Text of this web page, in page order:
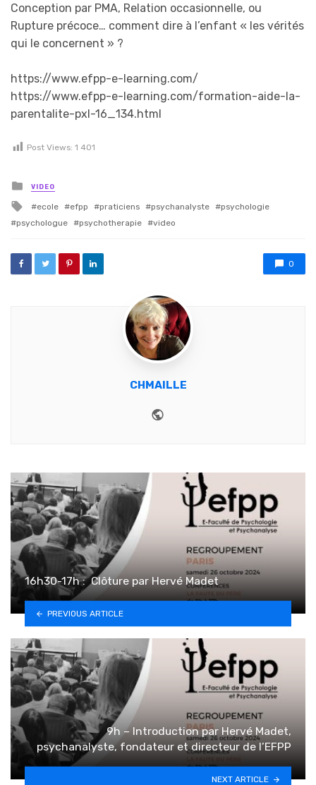
Conception par PMA, Relation occasionnelle, ou
Rupture précoce… comment dire à l’enfant « les vérités
qui le concernent » ?
https://www.efpp-e-learning.com/
https://www.efpp-e-learning.com/formation-aide-la-
parentalite-pxl-16_134.html
Post Views: 1 401
Posted in
VIDEO
Tagged with
ecole efpp praticiens psychanalyste
psychologie
psychologue
psychotherapie video
0
CHMAILLE
16h30-17h : ️ Clôture par Hervé Madet
PREVIOUS ARTICLE
9h – Introduction par Hervé Madet,
psychanalyste, fondateur et directeur de l’EFPP
NEXT ARTICLE